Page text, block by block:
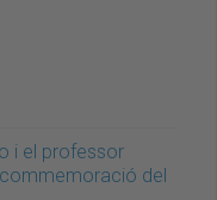
i el professor
del